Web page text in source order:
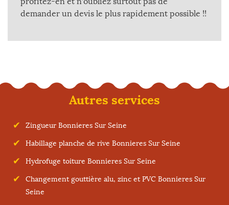
demander un devis le plus rapidement possible !!
Autres services
Zingueur Bonnieres Sur Seine
Habillage planche de rive Bonnieres Sur Seine
Hydrofuge toiture Bonnieres Sur Seine
Changement gouttière alu, zinc et PVC Bonnieres Sur
Seine